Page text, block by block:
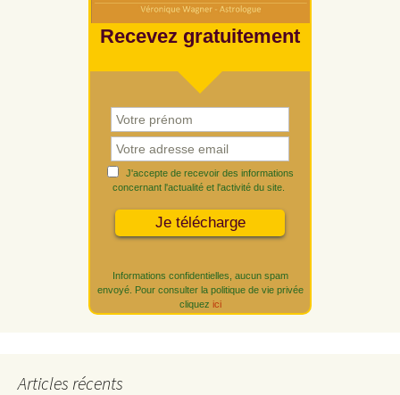
Recevez gratuitement
J'accepte de recevoir des informations
concernant l'actualité et l'activité du site.
Informations confidentielles, aucun spam
envoyé. Pour consulter la politique de vie privée
cliquez ici
Articles récents